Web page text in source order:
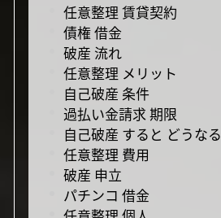
任意整理 賃貸契約
債権 借金
破産 流れ
任意整理 メリット
自己破産 条件
過払い金請求 期限
自己破産 すると どうなる
任意整理 費用
破産 申立
パチンコ 借金